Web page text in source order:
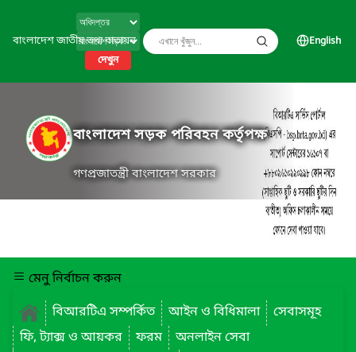
বাংলাদেশ জাতীয় তথ্য বাতায়ন
দেখুন
English
বাংলাদেশ সড়ক পরিবহন কর্তৃপক্ষ
গণপ্রজাতন্ত্রী বাংলাদেশ সরকার
মেনু নির্বাচন করুন
বিআরটিএ সম্পর্কিত
আইন ও বিধিমালা
সেবাসমূহ
ফি, ট্যাক্স ও আয়কর
ফরম
অনলাইন সেবা